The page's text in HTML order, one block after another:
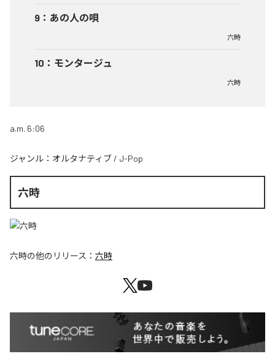
9 ： あの人の唄
六時
10 ： モンタージュ
六時
a.m. 6:06
ジャンル： オルタナティブ / J-Pop
六時
六時の他のリリース： 六時